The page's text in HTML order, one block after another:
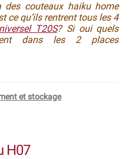
des couteaux haiku home
ce qu’ils rentrent tous les 4
T20S? Si oui quels
dans les 2 places
et stockage
H07